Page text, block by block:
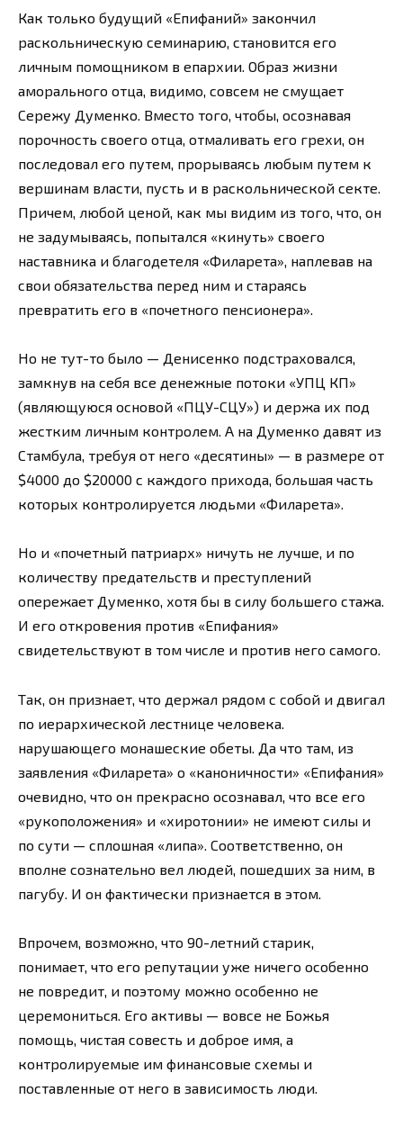
Как только будущий «Епифаний» закончил
раскольническую семинарию, становится его
личным помощником в епархии. Образ жизни
аморального отца, видимо, совсем не смущает
Сережу Думенко. Вместо того, чтобы, осознавая
порочность своего отца, отмаливать его грехи, он
последовал его путем, прорываясь любым путем к
вершинам власти, пусть и в раскольнической секте.
Причем, любой ценой, как мы видим из того, что, он
не задумываясь, попытался «кинуть» своего
наставника и благодетеля «Филарета», наплевав на
свои обязательства перед ним и стараясь
превратить его в «почетного пенсионера».
Но не тут-то было — Денисенко подстраховался,
замкнув на себя все денежные потоки «УПЦ КП»
(являющуюся основой «ПЦУ-СЦУ») и держа их под
жестким личным контролем. А на Думенко давят из
Стамбула, требуя от него «десятины» — в размере от
$4000 до $20000 с каждого прихода, большая часть
которых контролируется людьми «Филарета».
Но и «почетный патриарх» ничуть не лучше, и по
количеству предательств и преступлений
опережает Думенко, хотя бы в силу большего стажа.
И его откровения против «Епифания»
свидетельствуют в том числе и против него самого.
Так, он признает, что держал рядом с собой и двигал
по иерархической лестнице человека.
нарушающего монашеские обеты. Да что там, из
заявления «Филарета» о «каноничности» «Епифания»
очевидно, что он прекрасно осознавал, что все его
«рукоположения» и «хиротонии» не имеют силы и
по сути — сплошная «липа». Соответственно, он
вполне сознательно вел людей, пошедших за ним, в
пагубу. И он фактически признается в этом.
Впрочем, возможно, что 90-летний старик,
понимает, что его репутации уже ничего особенно
не повредит, и поэтому можно особенно не
церемониться. Его активы — вовсе не Божья
помощь, чистая совесть и доброе имя, а
контролируемые им финансовые схемы и
поставленные от него в зависимость люди.